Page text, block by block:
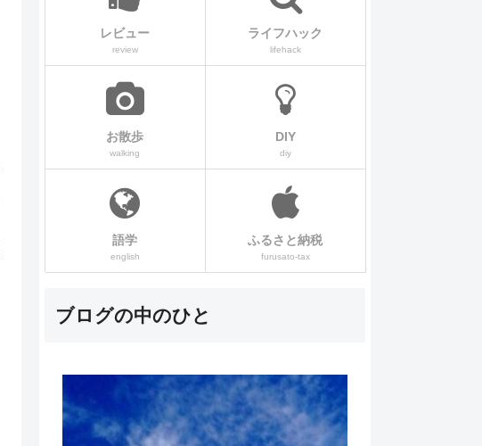
レビュー
review
ライフハック
lifehack
お散歩
walking
DIY
diy
語学
english
ふるさと納税
furusato-tax
ブログの中のひと